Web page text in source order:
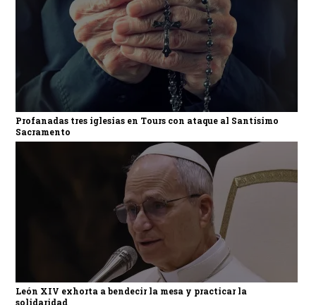
Profanadas tres iglesias en Tours con ataque al Santísimo
Sacramento
León XIV exhorta a bendecir la mesa y practicar la
solidaridad